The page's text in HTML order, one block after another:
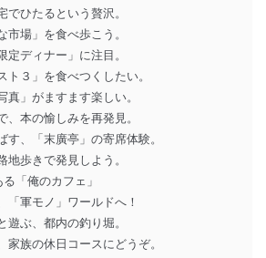
でひたるという贅沢。
市場」を食べ歩こう。
定ディナー」に注目。
ト３」を食べつくしたい。
真」がますます楽しい。
、本の愉しみを再発見。
す、「末廣亭」の寄席体験。
地歩きで発見しよう。
「俺のカフェ」
「軍モノ」ワールドへ！
遊ぶ、都内の釣り堀。
家族の休日コースにどうぞ。